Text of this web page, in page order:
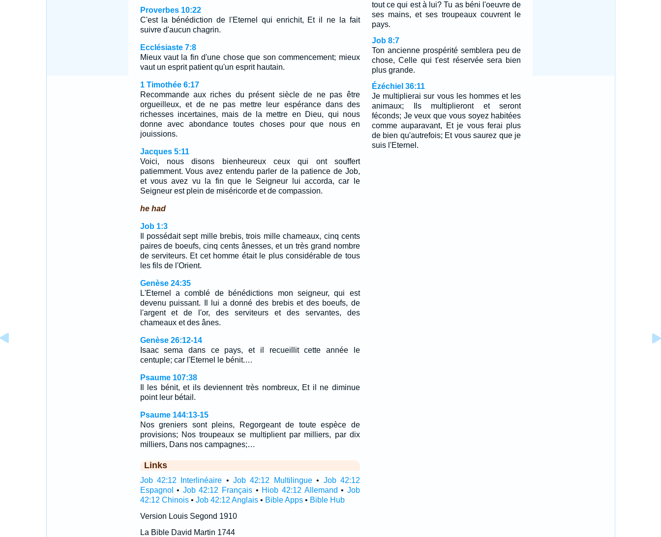
Proverbes 10:22
C'est la bénédiction de l'Eternel qui enrichit, Et il ne la fait
suivre d'aucun chagrin.
Ecclésiaste 7:8
Mieux vaut la fin d'une chose que son commencement; mieux
vaut un esprit patient qu'un esprit hautain.
1 Timothée 6:17
Recommande aux riches du présent siècle de ne pas être
orgueilleux, et de ne pas mettre leur espérance dans des
richesses incertaines, mais de la mettre en Dieu, qui nous
donne avec abondance toutes choses pour que nous en
jouissions.
Jacques 5:11
Voici, nous disons bienheureux ceux qui ont souffert
patiemment. Vous avez entendu parler de la patience de Job,
et vous avez vu la fin que le Seigneur lui accorda, car le
Seigneur est plein de miséricorde et de compassion.
he had
Job 1:3
Il possédait sept mille brebis, trois mille chameaux, cinq cents
paires de boeufs, cinq cents ânesses, et un très grand nombre
de serviteurs. Et cet homme était le plus considérable de tous
les fils de l'Orient.
Genèse 24:35
L'Eternel a comblé de bénédictions mon seigneur, qui est
devenu puissant. Il lui a donné des brebis et des boeufs, de
l'argent et de l'or, des serviteurs et des servantes, des
chameaux et des ânes.
Genèse 26:12-14
Isaac sema dans ce pays, et il recueillit cette année le
centuple; car l'Eternel le bénit.…
Psaume 107:38
Il les bénit, et ils deviennent très nombreux, Et il ne diminue
point leur bétail.
Psaume 144:13-15
Nos greniers sont pleins, Regorgeant de toute espèce de
provisions; Nos troupeaux se multiplient par milliers, par dix
milliers, Dans nos campagnes;…
Links
Job 42:12 Interlinéaire •Job 42:12 Multilingue• Job 42:12
Espagnol • Job 42:12 Français • Hiob 42:12 Allemand • Job
42:12 Chinois• Job 42:12 Anglais• Bible Apps• Bible Hub
Version Louis Segond 1910
La Bible David Martin 1744
tout ce qui est à lui? Tu as béni l'oeuvre de
ses mains, et ses troupeaux couvrent le
pays.
Job 8:7
Ton ancienne prospérité semblera peu de
chose, Celle qui t'est réservée sera bien
plus grande.
Ézéchiel 36:11
Je multiplierai sur vous les hommes et les
animaux; Ils multiplieront et seront
féconds; Je veux que vous soyez habitées
comme auparavant, Et je vous ferai plus
de bien qu'autrefois; Et vous saurez que je
suis l'Eternel.